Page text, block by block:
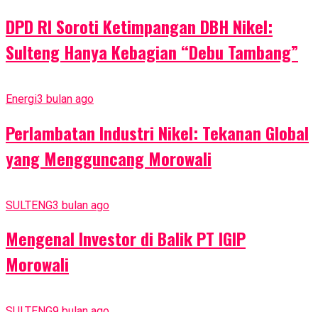
DPD RI Soroti Ketimpangan DBH Nikel:
Sulteng Hanya Kebagian “Debu Tambang”
Energi3 bulan ago
Perlambatan Industri Nikel: Tekanan Global
yang Mengguncang Morowali
SULTENG3 bulan ago
Mengenal Investor di Balik PT IGIP
Morowali